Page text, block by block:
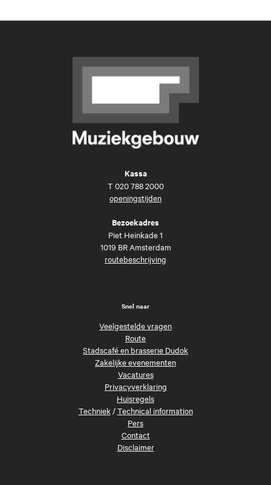
Kassa
T 020 788 2000
openingstijden
Bezoekadres
Piet Heinkade 1
1019 BR Amsterdam
routebeschrijving
Snel naar
Veelgestelde vragen
Route
Stadscafé en brasserie Dudok
Zakelijke evenementen
Vacatures
Privacyverklaring
Huisregels
Techniek/Technical information
Pers
Contact
Disclaimer